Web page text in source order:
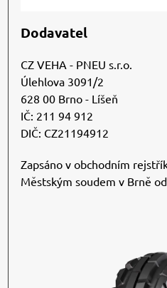
Dodavatel
CZ VEHA - PNEU s.r.o.
Úlehlova 3091/2
628 00 Brno - Líšeň
IČ: 211 94 912
DIČ: CZ21194912
Zapsáno v obchodním
Městským soudem v Brně